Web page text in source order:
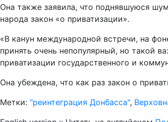
Она также заявила, что поднявшуюся
народа закон «о приватизации».
«В канун международной встречи, на
принять очень непопулярный, но такой
приватизации государственного и
Она убеждена, что как раз закон о
Метки: "реинтеграция Донбасса",